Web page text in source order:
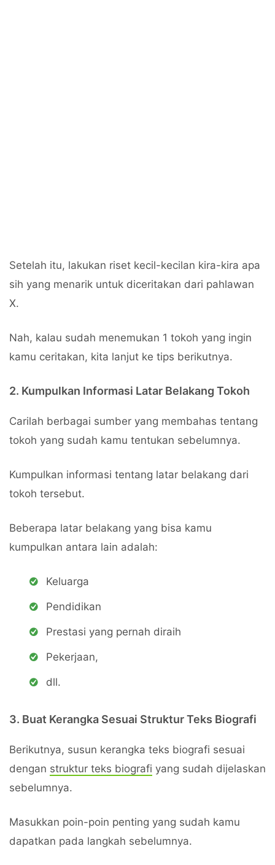
Setelah itu, lakukan riset kecil-kecilan kira-kira apa
sih yang menarik untuk diceritakan dari pahlawan
X.
Nah, kalau sudah menemukan 1 tokoh yang ingin
kamu ceritakan, kita lanjut ke tips berikutnya.
2. Kumpulkan Informasi Latar Belakang Tokoh
Carilah berbagai sumber yang membahas tentang
tokoh yang sudah kamu tentukan sebelumnya.
Kumpulkan informasi tentang latar belakang dari
tokoh tersebut.
Beberapa latar belakang yang bisa kamu
kumpulkan antara lain adalah:
Keluarga
Pendidikan
Prestasi yang pernah diraih
Pekerjaan,
dll.
3. Buat Kerangka Sesuai Struktur Teks Biografi
Berikutnya, susun kerangka teks biografi sesuai
dengan struktur teks biografi yang sudah dijelaskan
sebelumnya.
Masukkan poin-poin penting yang sudah kamu
dapatkan pada langkah sebelumnya.